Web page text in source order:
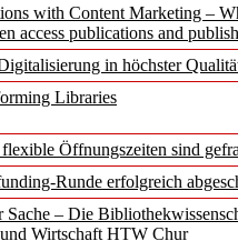
with Content Marketing –
access publications and
in höchster
Libraries
Öffnungszeiten sind
Runde erfolgreich
Sache – Die
Wirtschaft HTW Chur